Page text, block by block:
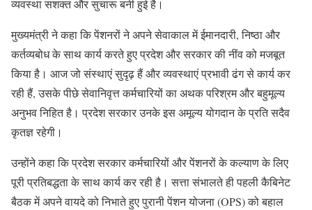
व्यवस्था सशक्त और सुचारू बनी हुई है।
मुख्यमंत्री ने कहा कि पेंशनरों ने अपने सेवाकाल में ईमानदारी, निष्ठा और
कर्तव्यबोध के साथ कार्य करते हुए प्रदेश और सरकार की नींव को मजबूत
किया है। आज जो संस्थाएं सुदृढ़ हैं और व्यवस्थाएं प्रभावी ढंग से कार्य कर
रही हैं, उसके पीछे सेवानिवृत्त कर्मचारियों का अथक परिश्रम और बहुमूल्य
अनुभव निहित है। प्रदेश सरकार उनके इस अमूल्य योगदान के प्रति सदैव
कृतज्ञ रहेगी।
उन्होंने कहा कि प्रदेश सरकार कर्मचारियों और पेंशनरों के कल्याण के लिए
पूरी प्रतिबद्धता के साथ कार्य कर रही है। सत्ता संभालते ही पहली कैबिनेट
बैठक में अपने वायदे को निभाते हुए पुरानी पेंशन योजना (OPS) को बहाल